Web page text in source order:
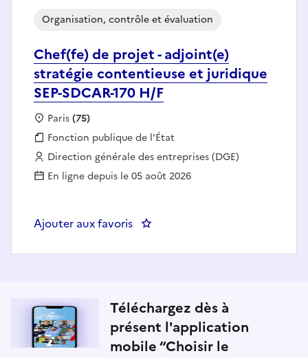
Chef(fe) de projet - adjoint(e)
stratégie contentieuse et juridique
SEP-SDCAR-170 H/F
Organisation, contrôle et évaluation
Localisation :
Paris(75)
Fonction publique :
Fonction publique de l'État
Employeur :
Direction générale des entreprises (DGE)
En ligne depuis le 05 août 2026
Ajouter aux favoris : Chef(fe) de projet - adjoint(e)
Téléchargez dès à
présent l'application
mobile “Choisir le